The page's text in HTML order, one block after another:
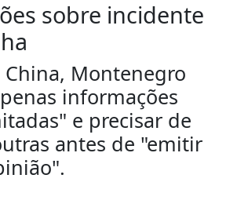
sobre incidente
China, Montenegro
informações
e precisar de
antes de "emitir